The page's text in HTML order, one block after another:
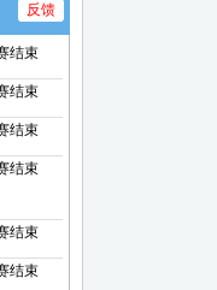
反馈
结束
结束
结束
结束
结束
结束